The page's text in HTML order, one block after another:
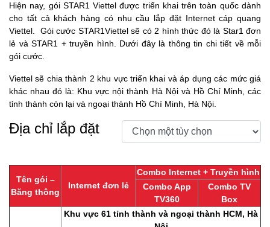
Hiện nay, gói STAR1 Viettel được triển khai trên toàn quốc dành
cho tất cả khách hàng có nhu cầu lắp đặt Internet cáp quang
Viettel. Gói cước STAR1Viettel sẽ có 2 hình thức đó là Star1 đơn
lẻ và STAR1 + truyền hình. Dưới đây là thông tin chi tiết về mỗi
gói cước.
Viettel sẽ chia thành 2 khu vực triển khai và áp dụng các mức giá
khác nhau đó là: Khu vực nội thành Hà Nội và Hồ Chí Minh, các
tỉnh thành còn lại và ngoại thành Hồ Chí Minh, Hà Nội.
Địa chỉ lắp đặt
Tên gói –
Băng thông
Internet đơn lẻ
Combo Internet + Truyền hình
Combo App
TV360
Combo TV
Box
Khu vực 61 tỉnh thành và ngoại thành HCM, Hà